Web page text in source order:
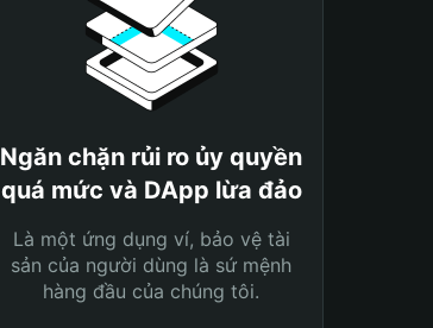
Ngăn chặn rủi ro ủy quyền
quá mức và DApp lừa đảo
Là một ứng dụng ví, bảo vệ tài
sản của người dùng là sứ mệnh
hàng đầu của chúng tôi.